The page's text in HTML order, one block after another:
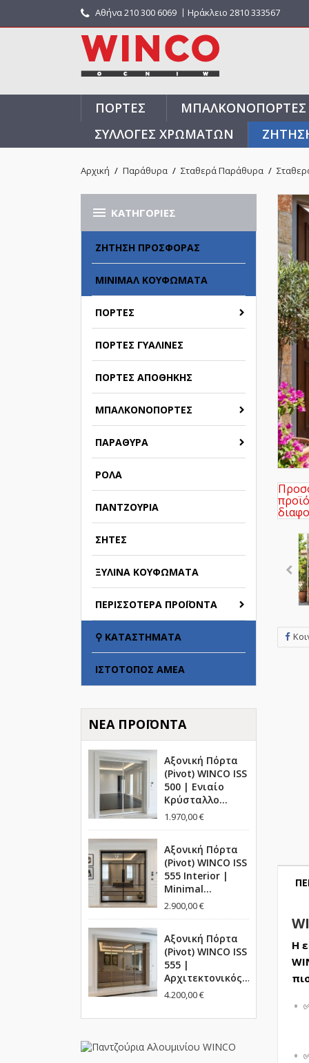
Αθήνα210 300 6069 〡Ηράκλειο 2810 333567
ΠΌΡΤΕΣ ΜΠΑΛΚΟΝΌΠΟΡΤΕΣ
ΣΥΛΛΟΓΈΣ ΧΡΩΜΆΤΩΝ
Αρχική Παράθυρα Σταθερά Παράθυρα
 ΚΑΤΗΓΟΡΊΕΣ
ΖΉΤΗΣΗ ΠΡΟΣΦΟΡΆΣ
ΜΊΝΙΜΑΛ ΚΟΥΦΏΜΑΤΑ
ΠΌΡΤΕΣ
ΠΌΡΤΕΣ ΓΥΆΛΙΝΕΣ
ΠΌΡΤΕΣ ΑΠΟΘΉΚΗΣ
ΜΠΑΛΚΟΝΌΠΟΡΤΕΣ
ΠΑΡΆΘΥΡΑ
ΡΟΛΆ
ΠΑΝΤΖΟΎΡΙΑ
ΣΉΤΕΣ
ΞΎΛΙΝΑ ΚΟΥΦΏΜΑΤΑ
ΠΕΡΙΣΣΌΤΕΡΑ ΠΡΟΪΌΝΤΑ
⚲ ΚΑΤΑΣΤΉΜΑΤΑ
ΙΣΤΌΤΟΠΟΣ ΑΜΕΑ
ΝΈΑ ΠΡΟΪΌΝΤΑ
Αξονική Πόρτα
(Pivot) WINCO ISS
500 | Ενιαίο
Κρύσταλλο...
1.970,00 €
Αξονική Πόρτα
(Pivot) WINCO ISS
555 Interior |
Minimal...
2.900,00 €
Αξονική Πόρτα
(Pivot) WINCO ISS
555 |
Αρχιτεκτονικός...
4.200,00 €
Η